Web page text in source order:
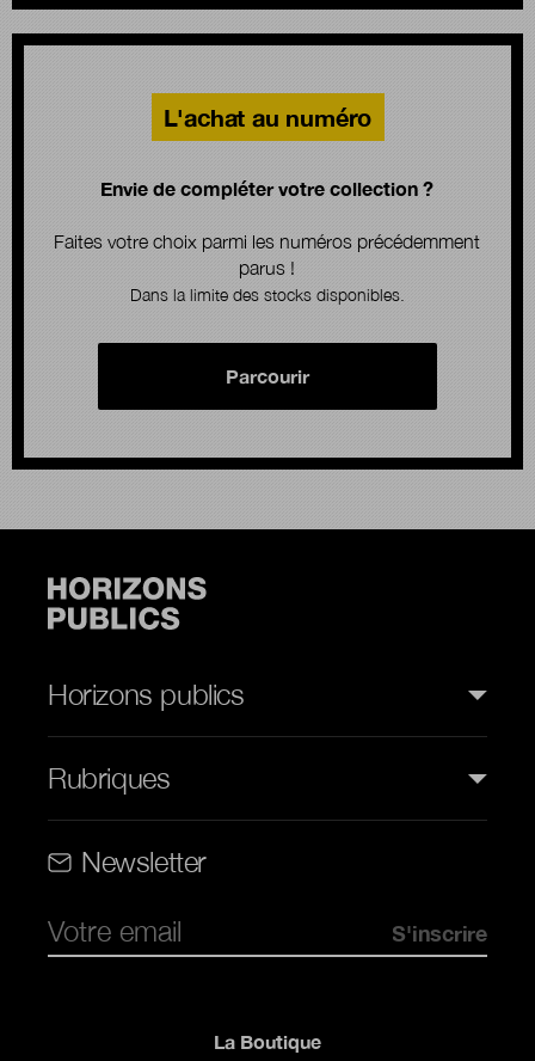
L'achat au numéro
Envie de compléter votre collection ?
Faites votre choix parmi les numéros précédemment
parus !
Dans la limite des stocks disponibles.
Parcourir
Horizons publics
Rubriques
Newsletter
La Boutique